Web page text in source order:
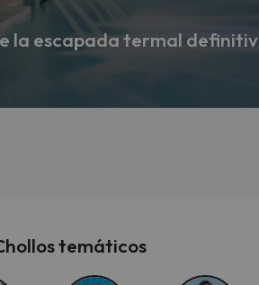
la escapada termal
temáticos